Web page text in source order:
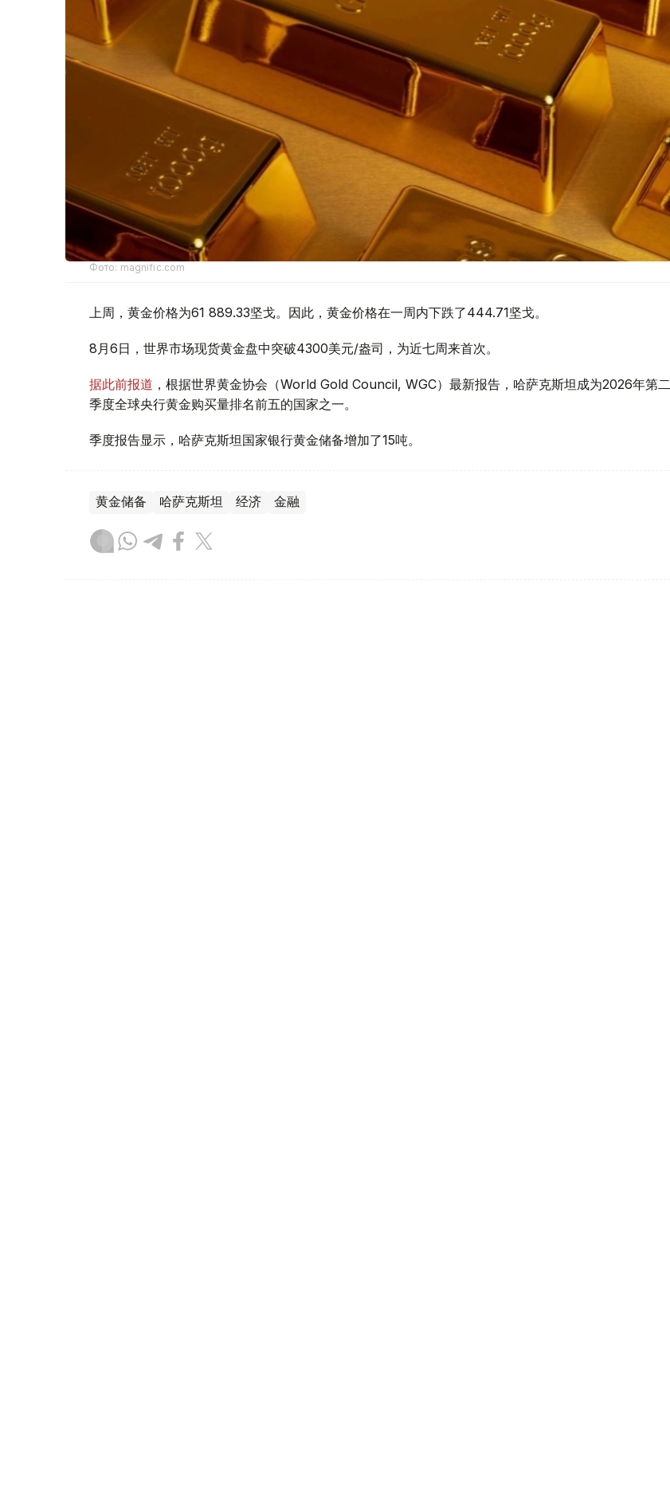
Фото: magnific.com
上周，黄金价格为61 889.33坚戈。因此，黄金价格在一周内下跌了444.71坚戈。
8月6日，世界市场现货黄金盘中突破4300美元/盎司，为近七周来首次。
据此前报道 ，根据世界黄金协会（World Gold Council, WGC）最新报告，哈萨克斯坦成为2026年第二
季度全球央行黄金购买量排名前五的国家之一。
季度报告显示，哈萨克斯坦国家银行黄金储备增加了15吨。
黄金储备 哈萨克斯坦 经济 金融